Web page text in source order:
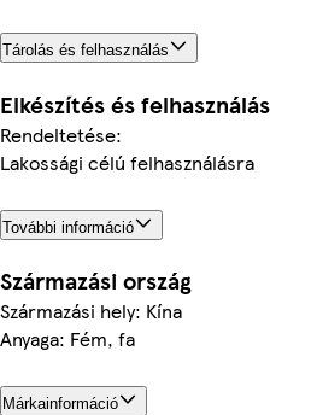
Tárolás és felhasználás
Elkészítés és felhasználás
Rendeltetése:
Lakossági célú felhasználásra
További információ
Származási ország
Származási hely: Kína
Anyaga: Fém, fa
Márkainformáció